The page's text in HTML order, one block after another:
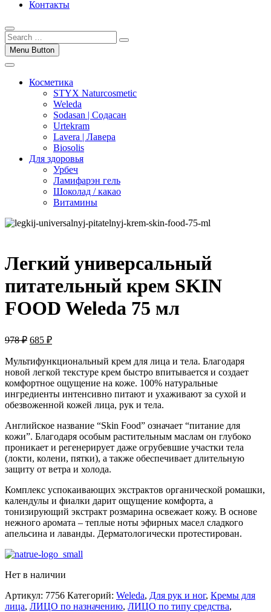
Контакты
Menu Button
Косметика
STYX Naturcosmetic
Weleda
Sodasan | Содасан
Urtekram
Lavera | Лавера
Biosolis
Для здоровья
Урбеч
Ламифарэн гель
Шоколад / какао
Витамины
Легкий универсальный
питательный крем SKIN
FOOD Weleda 75 мл
978₽ Первоначальная
составляла
978 ₽.
685 ₽Текущая
685 ₽.
Мультифункциональный крем для лица и тела. Благодаря
новой легкой текстуре крем быстро впитывается и создает
комфортное ощущение на коже. 100% натуральные
ингредиенты интенсивно питают и ухаживают за сухой и
обезвоженной кожей лица, рук и тела.
Английское название “Skin Food” означает “питание для
кожи”. Благодаря особым растительным маслам он глубоко
проникает и регенерирует даже огрубевшие участки тела
(локти, колени, пятки), а также обеспечивает длительную
защиту от ветра и холода.
Комплекс успокаивающих экстрактов органической ромашки,
календулы и фиалки дарит ощущение комфорта, а
тонизирующий экстракт розмарина освежает кожу. В основе
нежного аромата – теплые ноты эфирных масел сладкого
апельсина и лаванды. Дерматологически протестирован.
Нет в наличии
Артикул: 7756 Категорий: Weleda, Для рук и ног, Кремы для
лица, ЛИЦО по назначению, ЛИЦО по типу средства,